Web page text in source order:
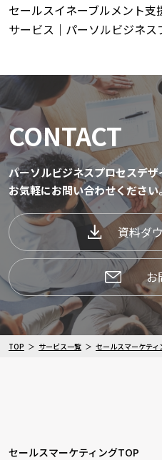
セールスイネーブルメント
サービス｜パーソルビジネス
CONTACT
パーソルビジネスプロセスデザ
お気軽にお問い合わせください
資料ダ
お
TOP サービス一覧 セールスマーケティ
セールスマーケティングTOP